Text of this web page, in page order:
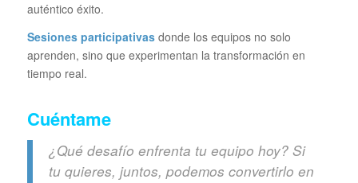
auténtico éxito.
Sesiones participativasdonde los equipos no solo
aprenden, sino que experimentan la transformación en
tiempo real.
Cuéntame
¿Qué desafío enfrenta tu equipo hoy? Si
tu quieres, juntos, podemos convertirlo en